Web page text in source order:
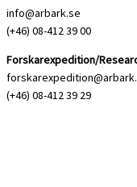
info@arbark.se
(+46) 08-412 39 00
Forskarexpedition/
(+46) 08-412 39 29